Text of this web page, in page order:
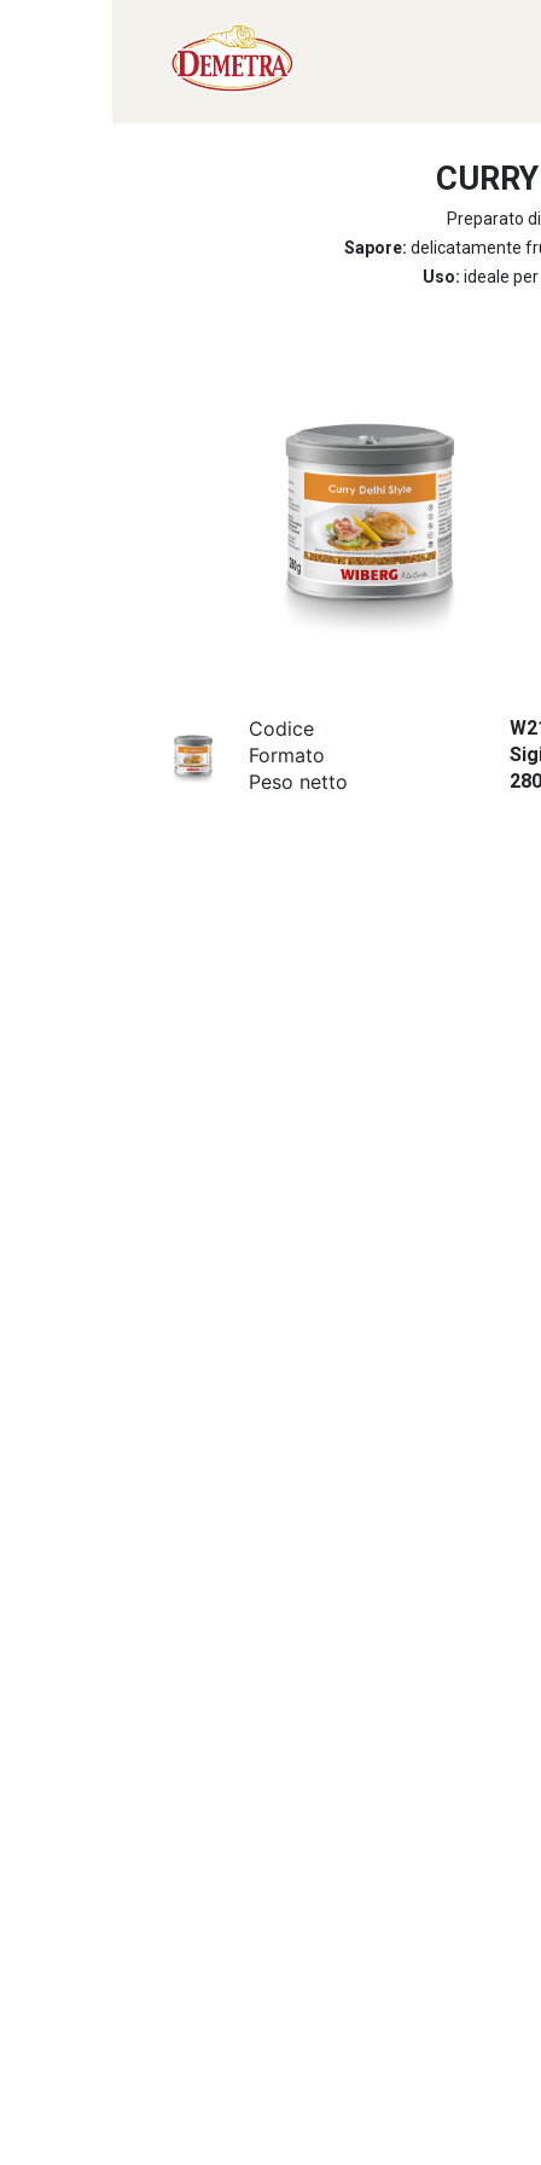
Preparato
Sapore: delicatamente
Uso: ideale
Codice
Formato
Peso netto